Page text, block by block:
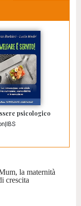
psicologico
IBS
la maternità
crescita